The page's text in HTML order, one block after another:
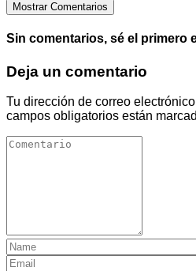
Mostrar Comentarios
Sin comentarios, sé el primero
Deja un comentario
Tu dirección de correo
campos obligatorios están